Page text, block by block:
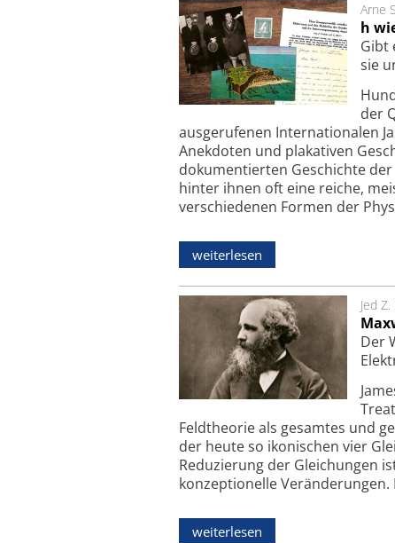
Arne
h
Gibt
sie
der
ausgerufenen Internationalen
Anekdoten und plakativen
dokumentierten Geschichte der
hinter ihnen oft eine reiche,
verschiedenen Formen der
weiterlesen
Jed
Der
Feldtheorie als gesamtes und
der heute so ikonischen vier
Reduzierung der Gleichungen
konzeptionelle
weiterlesen